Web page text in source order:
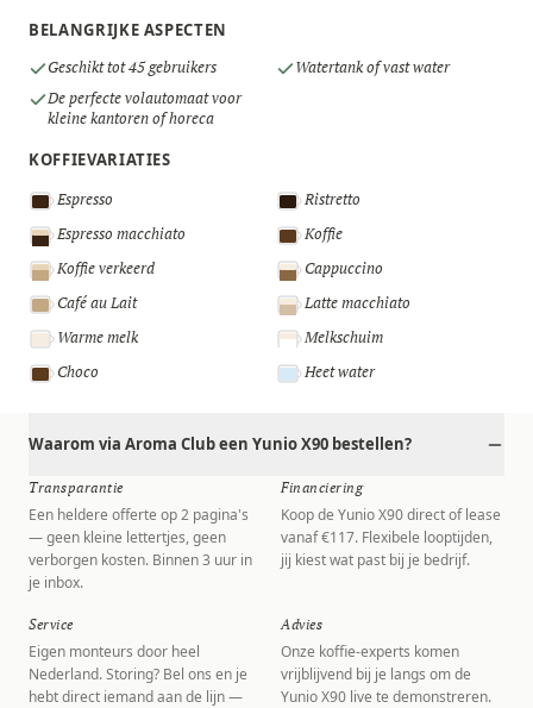
BELANGRIJKE ASPECTEN
Geschikt tot 45 gebruikers
Watertank of vast water
De perfecte volautomaat voor
kleine kantoren of horeca
KOFFIEVARIATIES
Espresso
Ristretto
Espresso macchiato
Koffie
Koffie verkeerd
Cappuccino
Café au Lait
Latte macchiato
Warme melk
Melkschuim
Choco
Heet water
Waarom via Aroma Club een Yunio X90 bestellen?
Transparantie
Een heldere offerte op 2 pagina's
— geen kleine lettertjes, geen
verborgen kosten. Binnen 3 uur in
je inbox.
Financiering
Koop de Yunio X90 direct of lease
vanaf €117. Flexibele looptijden,
jij kiest wat past bij je bedrijf.
Service
Eigen monteurs door heel
Nederland. Storing? Bel ons en je
hebt direct iemand aan de lijn —
Advies
Onze koffie-experts komen
vrijblijvend bij je langs om de
Yunio X90 live te demonstreren.